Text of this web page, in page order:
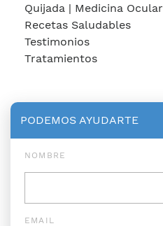
Quijada | Medicina Ocular
Recetas Saludables
Testimonios
Tratamientos
PODEMOS AYUDARTE
NOMBRE
EMAIL